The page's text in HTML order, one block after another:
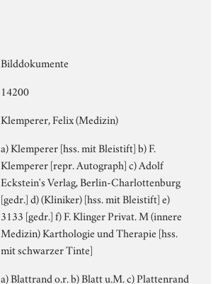
Bilddokumente
14200
Klemperer, Felix (Medizin)
a) Klemperer [hss. mit Bleistift] b) F.
Klemperer [repr. Autograph] c) Adolf
Eckstein's Verlag, Berlin-Charlottenburg
[gedr.] d) (Kliniker) [hss. mit Bleistift] e)
3133 [gedr.] f) F. Klinger Privat. M (innere
Medizin) Karthologie und Therapie [hss.
mit schwarzer Tinte]
a) Blattrand o.r. b) Blatt u.M. c) Plattenrand